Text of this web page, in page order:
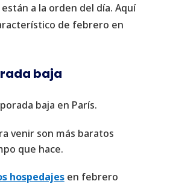
a la orden del día. Aquí
de febrero en
baja
baja en París.
venir son más baratos
que hace.
hospedajesen febrero